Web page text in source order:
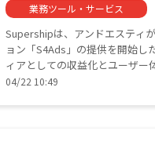
業務ツール・サービス
Supershipは、アンドエスティ
ョン「S4Ads」の提供を開始
ィアとしての収益化とユーザー
04/22 10:49